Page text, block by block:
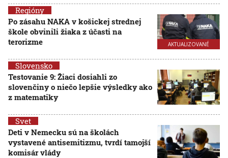
AKTUALIZOVANÉ
Regióny
Po zásahu NAKA v košickej strednej
škole obvinili žiaka z účasti na
terorizme
Slovensko
Testovanie 9: Žiaci dosiahli zo
slovenčiny o niečo lepšie výsledky ako
z matematiky
Svet
Deti v Nemecku sú na školách
vystavené antisemitizmu, tvrdí tamojší
komisár vlády